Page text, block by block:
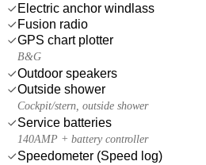
Electric anchor windlass
Fusion radio
GPS chart plotter
B&G
Outdoor speakers
Outside shower
Cockpit/stern, outside shower
Service batteries
140AMP + battery controller
Speedometer (Speed log)